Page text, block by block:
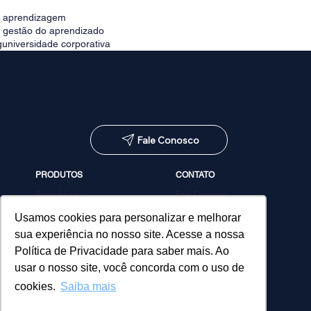
Usamos cookies para personalizar e melhorar
sua experiência no nosso site. Acesse a nossa
Política de Privacidade para saber mais. Ao
usar o nosso site, você concorda com o uso de
cookies. Saiba mais
do aprendizado
universidade corporativa
Fale Conosco
PRODUTOS
PowerMinds
Estúdio de Conteúdos
MicroPower Classes
Consultoria
CONTATO
Fale Conosco